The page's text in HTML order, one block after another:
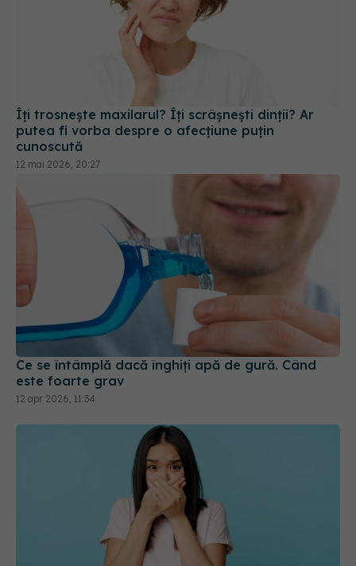
Îți trosnește maxilarul? Îți scrâșnești dinții? Ar
putea fi vorba despre o afecțiune puțin
cunoscută
12 mai 2026, 20:27
Ce se întâmplă dacă înghiți apă de gură. Când
este foarte grav
12 apr 2026, 11:34